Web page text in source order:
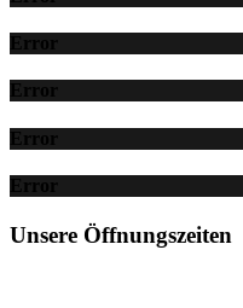
Error
Error
Error
Error
Unsere Öffnungszeiten